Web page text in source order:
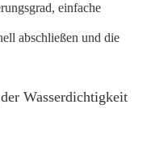
einfache
abschließen und die
Wasserdichtigkeit